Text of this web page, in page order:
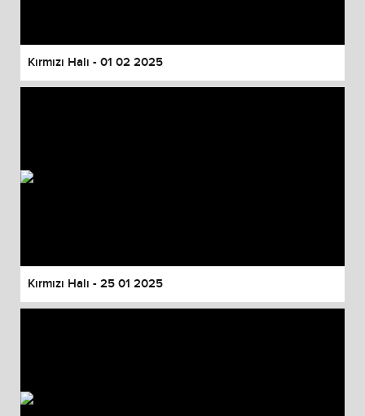
Kırmızı Halı - 01 02 2025
Kırmızı Halı - 25 01 2025